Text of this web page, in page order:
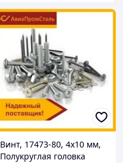
Винт, 17473-80, 4х10 мм,
Полукруглая головка